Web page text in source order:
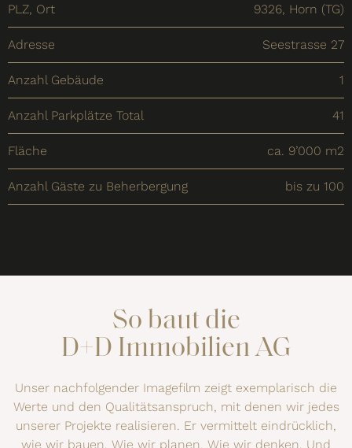
PLZ, Ort 9326, Horn (TG)
Adresse Seestrasse 27
Anzahl Gebäude 1
Anzahl Parkplätze Total 41
Fläche ca. 9’000 m2
Anzahl Gäste zu Beherbergung bis zu 100
So baut die
D+D Immobilien AG
Unser nachfolgender Imagefilm zeigt exemplarisch die
Werte und den Qualitätsanspruch, mit denen wir jedes
unserer Projekte realisieren. Er vermittelt eindrücklich,
wie wir bauen. Wie wir planen. Wie wir denken. Und